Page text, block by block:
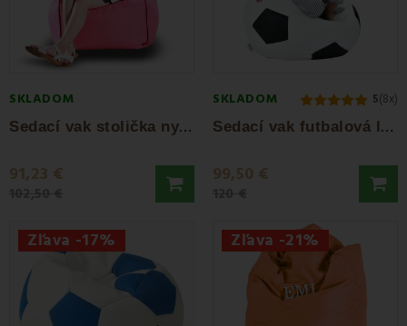
SKLADOM
S
edací vak stolička nylonová ružová EMI
91,23 €
SKLADOM 5(8x)
S
edací vak futbalová lopta bielo-čierna EMI
99,50 €
Zľava -17% Zľava -21%